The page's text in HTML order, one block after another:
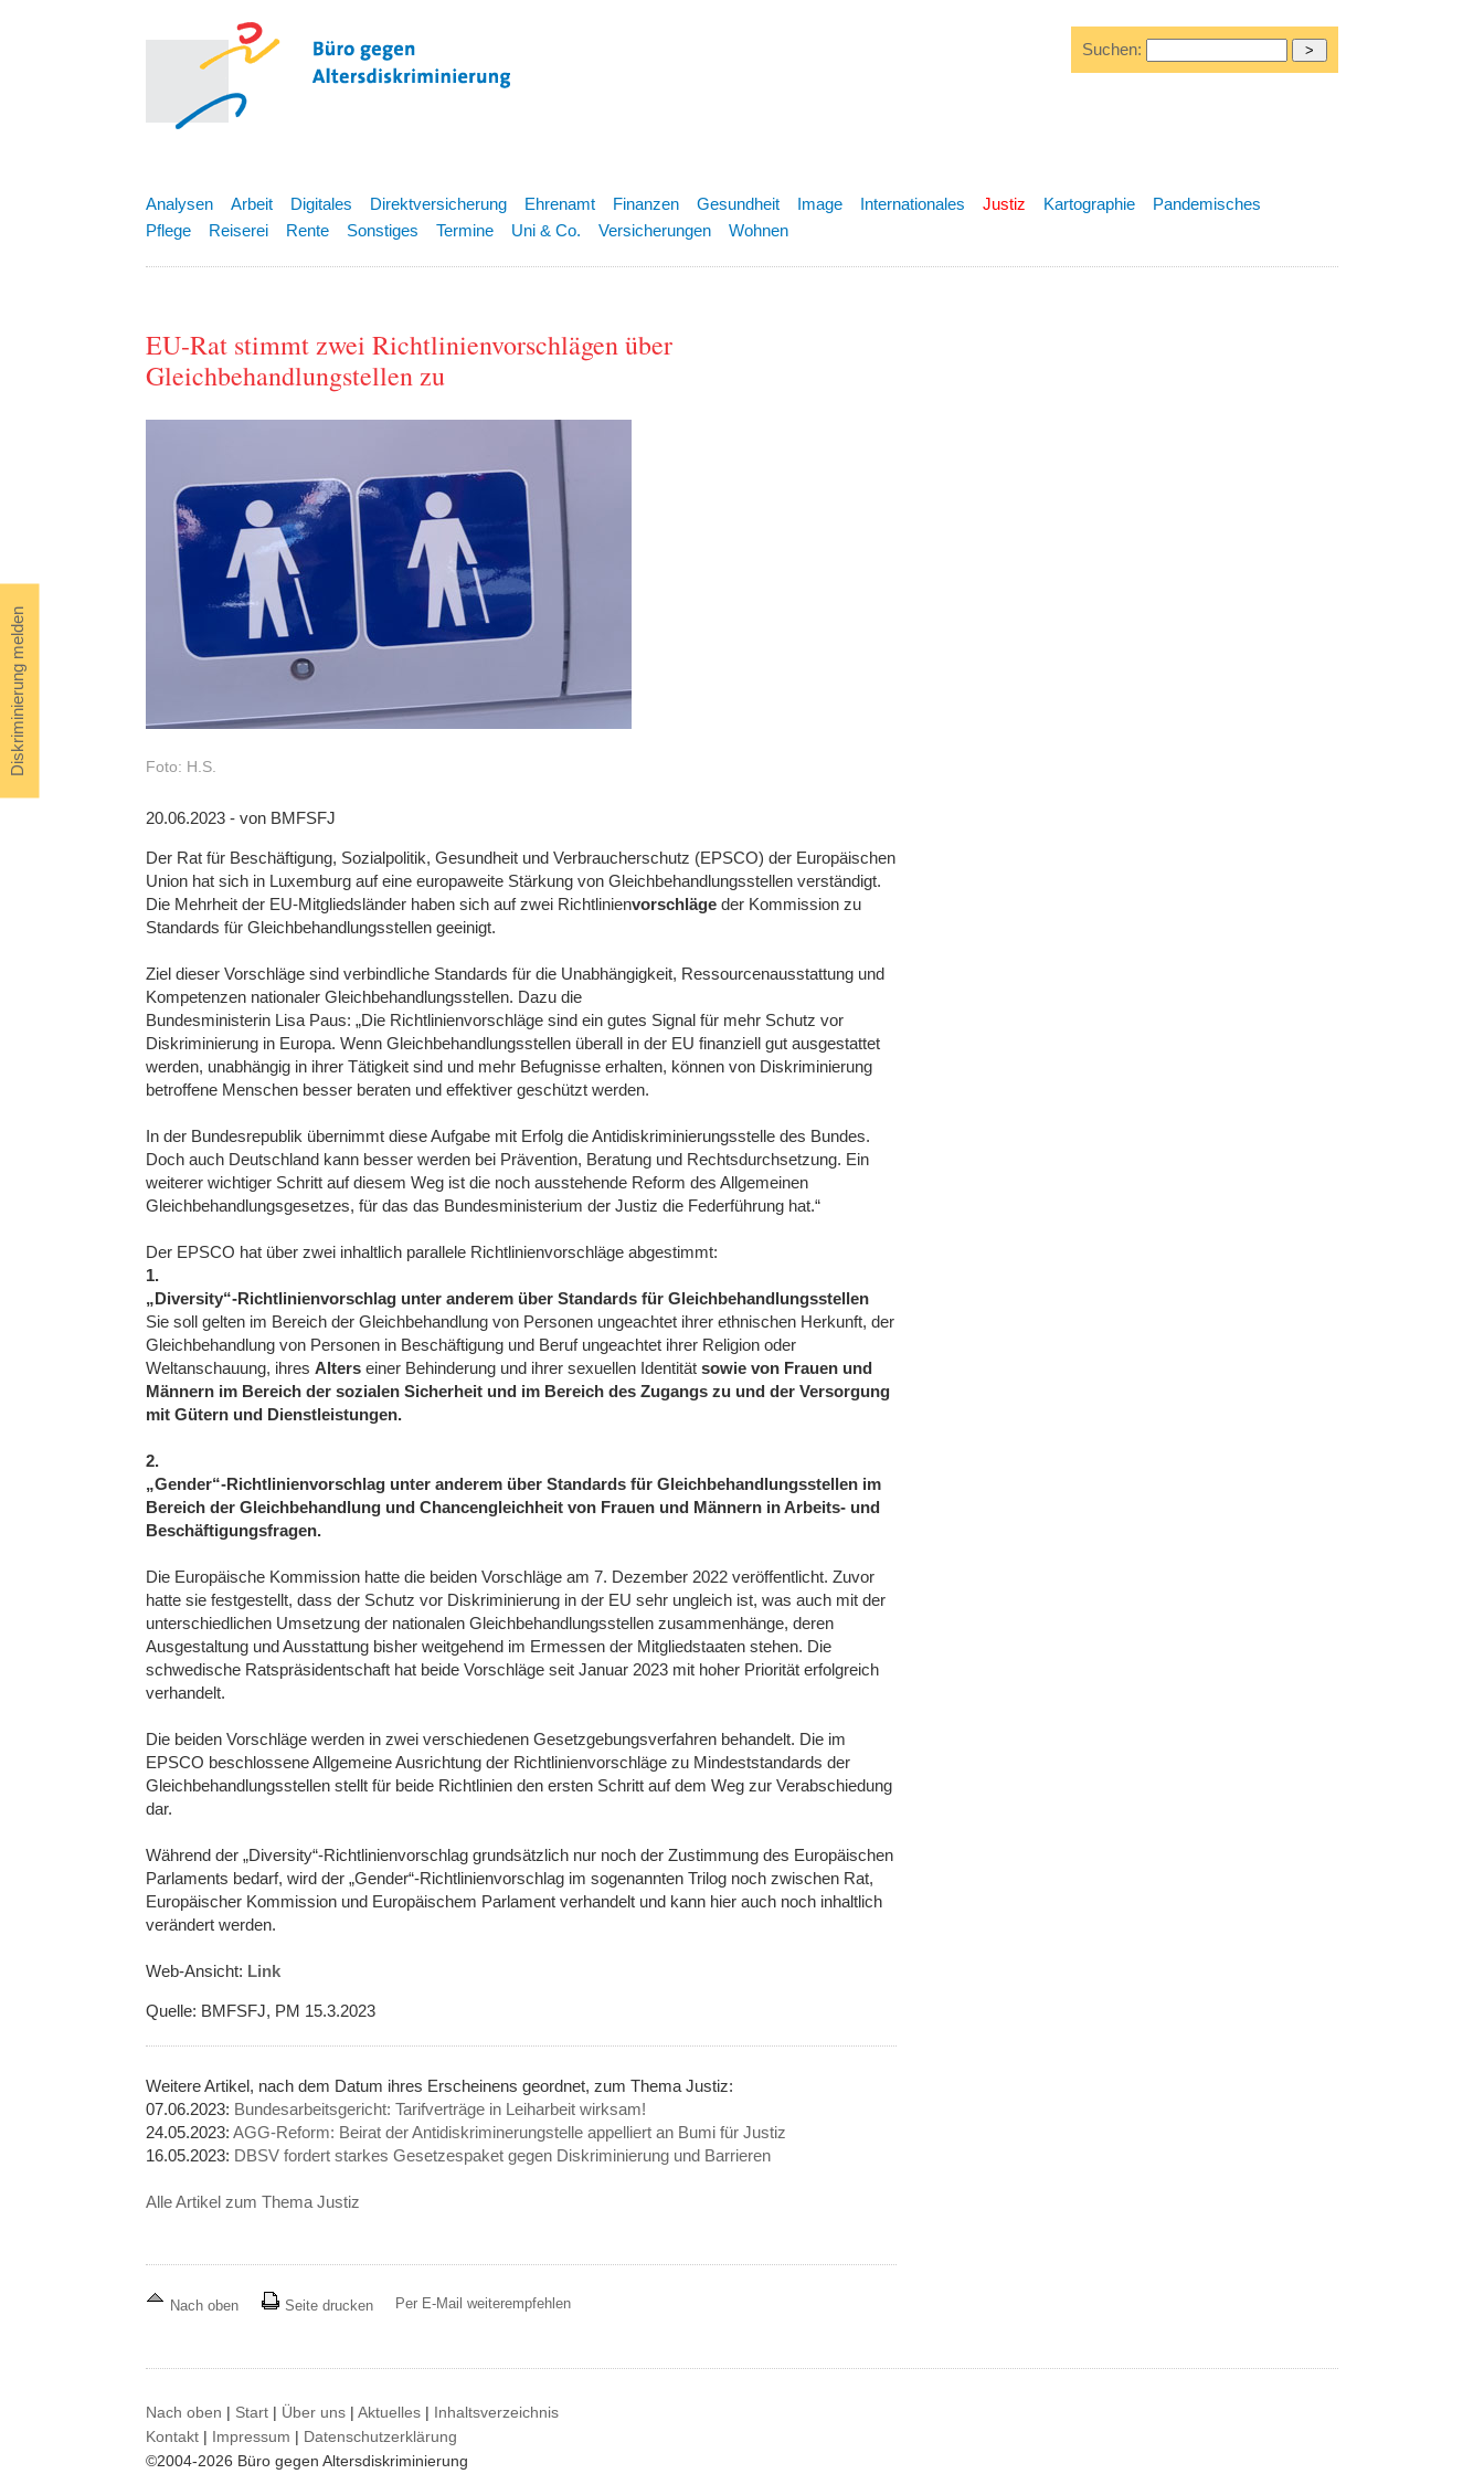
Diskriminierung melden
Suchen:
Analysen Arbeit Digitales Direktversicherung Ehrenamt Finanzen Gesundheit Image Internationales Justiz Kartographie
Pandemisches
Pflege
Reiserei Rente Sonstiges Termine Uni & Co. Versicherungen Wohnen
EU-Rat stimmt zwei Richtlinienvorschlägen über
Gleichbehandlungstellen zu
Foto: H.S.
20.06.2023 - von BMFSFJ
Der Rat für Beschäftigung, Sozialpolitik, Gesundheit und Verbraucherschutz (EPSCO) der Europäischen
Union hat sich in Luxemburg auf eine europaweite Stärkung von Gleichbehandlungsstellen verständigt.
Die Mehrheit der EU-Mitgliedsländer haben sich auf zwei Richtlinienvorschläge der Kommission zu
Standards für Gleichbehandlungsstellen geeinigt.
Ziel dieser Vorschläge sind verbindliche Standards für die Unabhängigkeit, Ressourcenausstattung und
Kompetenzen nationaler Gleichbehandlungsstellen. Dazu die
Bundesministerin Lisa Paus: „Die Richtlinienvorschläge sind ein gutes Signal für mehr Schutz vor
Diskriminierung in Europa. Wenn Gleichbehandlungsstellen überall in der EU finanziell gut ausgestattet
werden, unabhängig in ihrer Tätigkeit sind und mehr Befugnisse erhalten, können von Diskriminierung
betroffene Menschen besser beraten und effektiver geschützt werden.
In der Bundesrepublik übernimmt diese Aufgabe mit Erfolg die Antidiskriminierungsstelle des Bundes.
Doch auch Deutschland kann besser werden bei Prävention, Beratung und Rechtsdurchsetzung. Ein
weiterer wichtiger Schritt auf diesem Weg ist die noch ausstehende Reform des Allgemeinen
Gleichbehandlungsgesetzes, für das das Bundesministerium der Justiz die Federführung hat.“
Der EPSCO hat über zwei inhaltlich parallele Richtlinienvorschläge abgestimmt:
1.
„Diversity“-Richtlinienvorschlag unter anderem über Standards für Gleichbehandlungsstellen
Sie soll gelten im Bereich der Gleichbehandlung von Personen ungeachtet ihrer ethnischen Herkunft, der
Gleichbehandlung von Personen in Beschäftigung und Beruf ungeachtet ihrer Religion oder
Weltanschauung, ihres Alters einer Behinderung und ihrer sexuellen Identität sowie von Frauen und
Männern im Bereich der sozialen Sicherheit und im Bereich des Zugangs zu und der Versorgung
mit Gütern und Dienstleistungen.
2.
„Gender“-Richtlinienvorschlag unter anderem über Standards für Gleichbehandlungsstellen im
Bereich der Gleichbehandlung und Chancengleichheit von Frauen und Männern in Arbeits- und
Beschäftigungsfragen.
Die Europäische Kommission hatte die beiden Vorschläge am 7. Dezember 2022 veröffentlicht. Zuvor
hatte sie festgestellt, dass der Schutz vor Diskriminierung in der EU sehr ungleich ist, was auch mit der
unterschiedlichen Umsetzung der nationalen Gleichbehandlungsstellen zusammenhänge, deren
Ausgestaltung und Ausstattung bisher weitgehend im Ermessen der Mitgliedstaaten stehen. Die
schwedische Ratspräsidentschaft hat beide Vorschläge seit Januar 2023 mit hoher Priorität erfolgreich
verhandelt.
Die beiden Vorschläge werden in zwei verschiedenen Gesetzgebungsverfahren behandelt. Die im
EPSCO beschlossene Allgemeine Ausrichtung der Richtlinienvorschläge zu Mindeststandards der
Gleichbehandlungsstellen stellt für beide Richtlinien den ersten Schritt auf dem Weg zur Verabschiedung
dar.
Während der „Diversity“-Richtlinienvorschlag grundsätzlich nur noch der Zustimmung des Europäischen
Parlaments bedarf, wird der „Gender“-Richtlinienvorschlag im sogenannten Trilog noch zwischen Rat,
Europäischer Kommission und Europäischem Parlament verhandelt und kann hier auch noch inhaltlich
verändert werden.
Web-Ansicht: Link
Quelle: BMFSFJ, PM 15.3.2023
Weitere Artikel, nach dem Datum ihres Erscheinens geordnet, zum Thema Justiz:
07.06.2023: Bundesarbeitsgericht: Tarifverträge in Leiharbeit wirksam!
24.05.2023: AGG-Reform: Beirat der Antidiskriminerungstelle appelliert an Bumi für Justiz
16.05.2023: DBSV fordert starkes Gesetzespaket gegen Diskriminierung und Barrieren
Alle Artikel zum Thema Justiz
Nach oben Seite drucken Per E-Mail weiterempfehlen
Nach oben | Start | Über uns | Aktuelles | Inhaltsverzeichnis
Kontakt | Impressum | Datenschutzerklärung
©2004-2026 Büro gegen Altersdiskriminierung